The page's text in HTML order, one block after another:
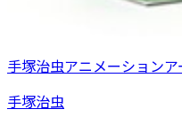
手塚治虫アニメーション
手塚治虫